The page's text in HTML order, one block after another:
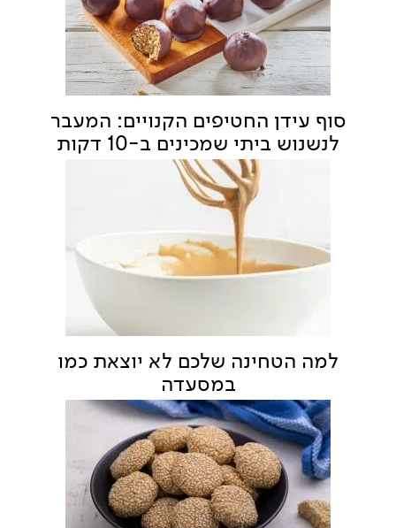
סוף עידן החטיפים הקנויים: המעבר
לנשנוש ביתי שמכינים ב-10 דקות
למה הטחינה שלכם לא יוצאת כמו
במסעדה